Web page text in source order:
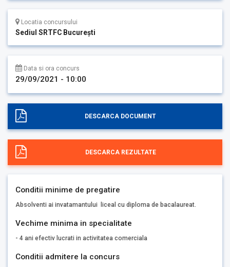
Locatia concursului
Sediul SRTFC București
Data si ora concurs
29/09/2021 - 10:00
DESCARCA DOCUMENT
DESCARCA REZULTATE
Conditii minime de pregatire
Absolventi ai invatamantului liceal cu diploma de bacalaureat.
Vechime minima in specialitate
- 4 ani efectiv lucrati in activitatea comerciala
Conditii admitere la concurs